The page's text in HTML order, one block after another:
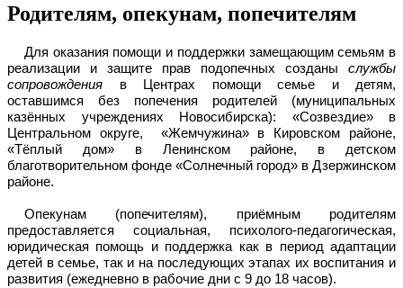
Родителям, опекунам, попечителям
Для оказания помощи и поддержки замещающим семьям в
реализации и защите прав подопечных созданы службы
сопровождения в Центрах помощи семье и детям,
оставшимся без попечения родителей (муниципальных
казённых учреждениях Новосибирска): «Созвездие» в
Центральном округе, «Жемчужина» в Кировском районе,
«Тёплый дом» в Ленинском районе, в детском
благотворительном фонде «Солнечный город» в Дзержинском
районе.
Опекунам (попечителям), приёмным родителям
предоставляется социальная, психолого-педагогическая,
юридическая помощь и поддержка как в период адаптации
детей в семье, так и на последующих этапах их воспитания и
развития (ежедневно в рабочие дни с 9 до 18 часов).